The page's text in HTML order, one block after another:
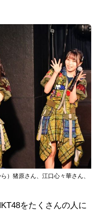
）猪原さん、江口心々華さん、
をたくさんの人に